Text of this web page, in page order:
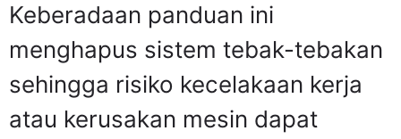
Keberadaan panduan ini
menghapus sistem tebak-tebakan
sehingga risiko kecelakaan kerja
atau kerusakan mesin dapat